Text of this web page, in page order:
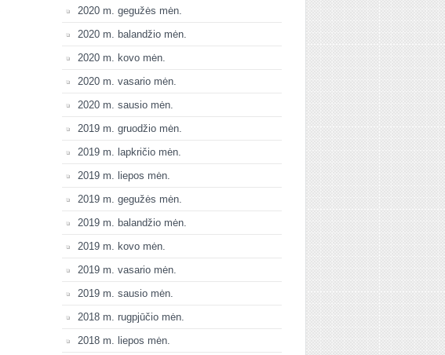
2020 m. gegužės mėn.
2020 m. balandžio mėn.
2020 m. kovo mėn.
2020 m. vasario mėn.
2020 m. sausio mėn.
2019 m. gruodžio mėn.
2019 m. lapkričio mėn.
2019 m. liepos mėn.
2019 m. gegužės mėn.
2019 m. balandžio mėn.
2019 m. kovo mėn.
2019 m. vasario mėn.
2019 m. sausio mėn.
2018 m. rugpjūčio mėn.
2018 m. liepos mėn.